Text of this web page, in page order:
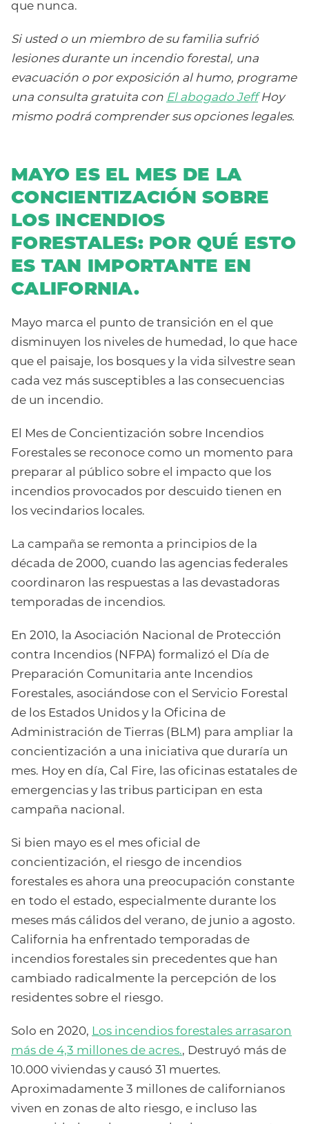
que nunca.
Si usted o un miembro de su familia sufrió
lesiones durante un incendio forestal, una
evacuación o por exposición al humo, programe
una consulta gratuita con El abogado JeffHoy
mismo podrá comprender sus opciones legales.
MAYO ES EL MES DE LA
CONCIENTIZACIÓN SOBRE
LOS INCENDIOS
FORESTALES: POR QUÉ ESTO
ES TAN IMPORTANTE EN
CALIFORNIA.
Mayo marca el punto de transición en el que
disminuyen los niveles de humedad, lo que hace
que el paisaje, los bosques y la vida silvestre sean
cada vez más susceptibles a las consecuencias
de un incendio.
El Mes de Concientización sobre Incendios
Forestales se reconoce como un momento para
preparar al público sobre el impacto que los
incendios provocados por descuido tienen en
los vecindarios locales.
La campaña se remonta a principios de la
década de 2000, cuando las agencias federales
coordinaron las respuestas a las devastadoras
temporadas de incendios.
En 2010, la Asociación Nacional de Protección
contra Incendios (NFPA) formalizó el Día de
Preparación Comunitaria ante Incendios
Forestales, asociándose con el Servicio Forestal
de los Estados Unidos y la Oficina de
Administración de Tierras (BLM) para ampliar la
concientización a una iniciativa que duraría un
mes. Hoy en día, Cal Fire, las oficinas estatales de
emergencias y las tribus participan en esta
campaña nacional.
Si bien mayo es el mes oficial de
concientización, el riesgo de incendios
forestales es ahora una preocupación constante
en todo el estado, especialmente durante los
meses más cálidos del verano, de junio a agosto.
California ha enfrentado temporadas de
incendios forestales sin precedentes que han
cambiado radicalmente la percepción de los
residentes sobre el riesgo.
Solo en 2020, Los incendios forestales arrasaron
más de 4,3 millones de acres., Destruyó más de
10.000 viviendas y causó 31 muertes.
Aproximadamente 3 millones de californianos
viven en zonas de alto riesgo, e incluso las